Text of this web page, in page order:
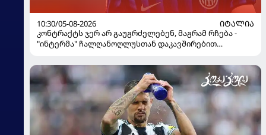
10:30/05-08-2026
ᲘᲢᲐᲚᲘᲐ
კონტრაქტს ჯერ არ გაუგრძელებენ, მაგრამ რჩება -
"ინტერმა" ჩალღანოღლუსთან დაკავშირებით